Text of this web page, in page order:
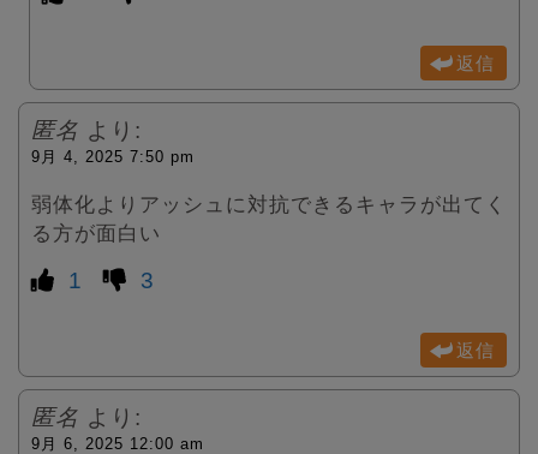
返信
匿名 より:
9月 4, 2025 7:50 pm
弱体化よりアッシュに対抗できるキャラが出てく
る方が面白い
1 3
返信
匿名 より:
9月 6, 2025 12:00 am